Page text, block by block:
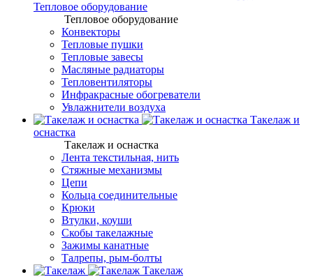
Тепловое оборудование
Тепловое оборудование
Конвекторы
Тепловые пушки
Тепловые завесы
Масляные радиаторы
Тепловентиляторы
Инфракрасные обогреватели
Увлажнители воздуха
Такелаж и
оснастка
Такелаж и оснастка
Лента текстильная, нить
Стяжные механизмы
Цепи
Кольца соединительные
Крюки
Втулки, коуши
Скобы такелажные
Зажимы канатные
Талрепы, рым-болты
Такелаж